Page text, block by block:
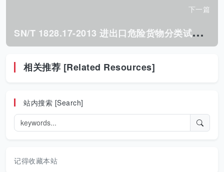
下一篇
S
N/T 1828.17-2013 进出口危险货物分类试验方法 第17部分:海洋污染物.pdf
相关推荐 [Related Resources]
站内搜索 [Search]
记得收藏本站